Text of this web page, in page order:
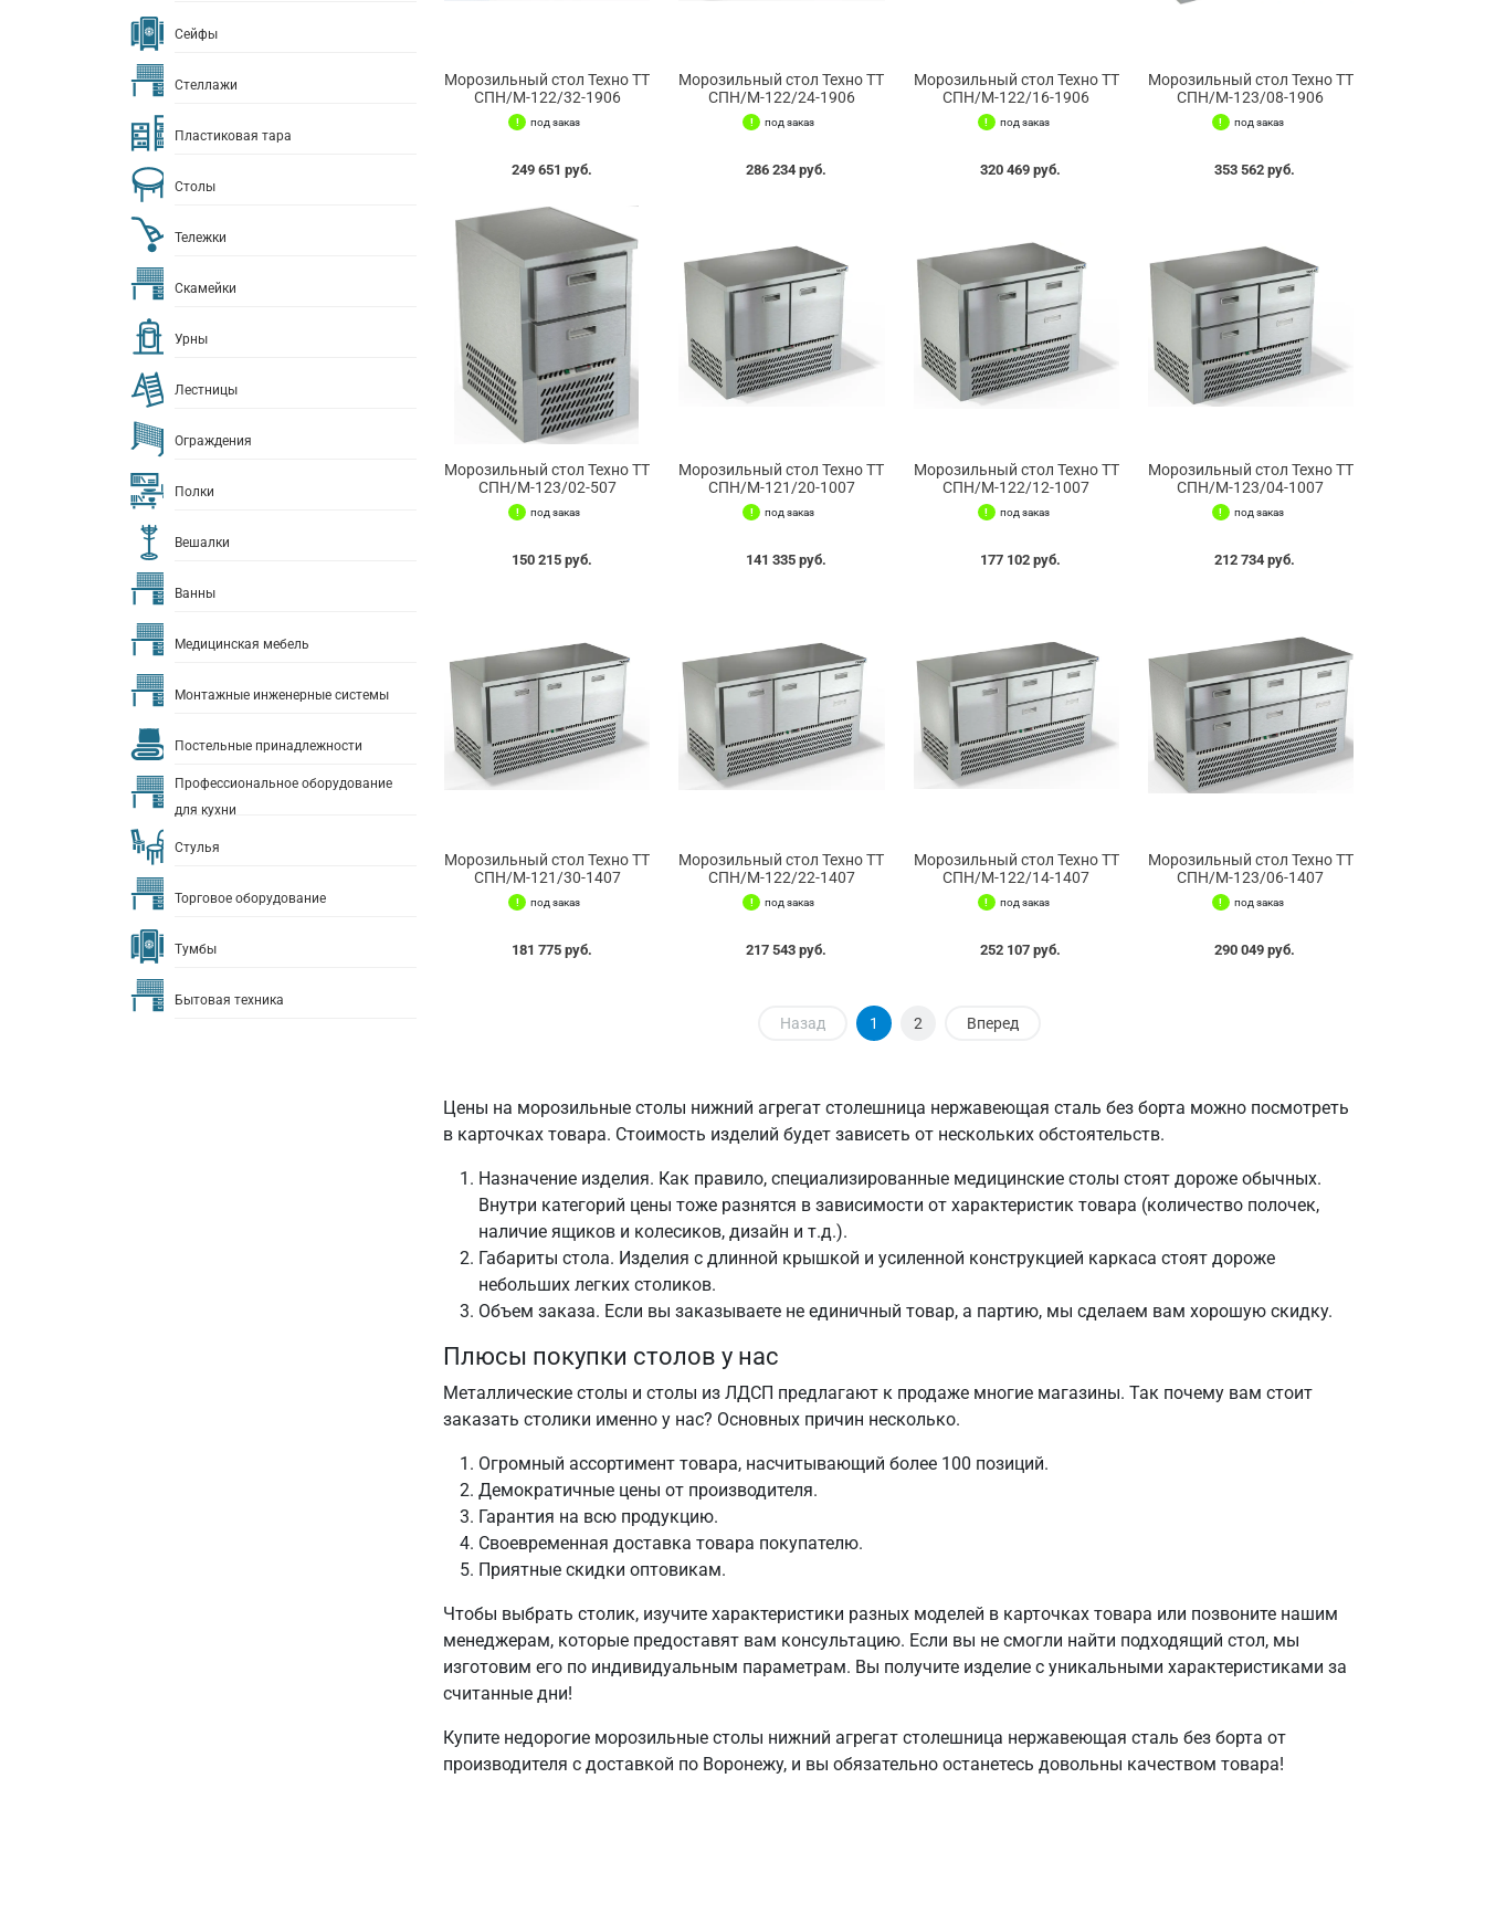
Сейфы
Стеллажи
Пластиковая тара
Столы
Тележки
Скамейки
Урны
Лестницы
Ограждения
Полки
Вешалки
Ванны
Медицинская мебель
Монтажные инженерные системы
Постельные принадлежности
Профессиональное оборудование
для кухни
Стулья
Торговое оборудование
Тумбы
Бытовая техника
Морозильный стол Техно ТТ
СПН/М-122/32-1906
под заказ
249 651 руб.
Морозильный стол Техно ТТ
СПН/М-122/24-1906
под заказ
286 234 руб.
Морозильный стол Техно ТТ
СПН/М-122/16-1906
под заказ
320 469 руб.
Морозильный стол Техно ТТ
СПН/М-123/08-1906
под заказ
353 562 руб.
Морозильный стол Техно ТТ
СПН/М-123/02-507
под заказ
150 215 руб.
Морозильный стол Техно ТТ
СПН/М-121/20-1007
под заказ
141 335 руб.
Морозильный стол Техно ТТ
СПН/М-122/12-1007
под заказ
177 102 руб.
Морозильный стол Техно ТТ
СПН/М-123/04-1007
под заказ
212 734 руб.
Морозильный стол Техно ТТ
СПН/М-121/30-1407
под заказ
181 775 руб.
Морозильный стол Техно ТТ
СПН/М-122/22-1407
под заказ
217 543 руб.
Морозильный стол Техно ТТ
СПН/М-122/14-1407
под заказ
252 107 руб.
Морозильный стол Техно ТТ
СПН/М-123/06-1407
под заказ
290 049 руб.
Назад 1 2 Вперед
Цены на морозильные столы нижний агрегат столешница нержавеющая сталь без борта можно посмотреть
в карточках товара. Стоимость изделий будет зависеть от нескольких обстоятельств.
Назначение изделия. Как правило, специализированные медицинские столы стоят дороже обычных.
Внутри категорий цены тоже разнятся в зависимости от характеристик товара (количество полочек,
наличие ящиков и колесиков, дизайн и т.д.).
Габариты стола. Изделия с длинной крышкой и усиленной конструкцией каркаса стоят дороже
небольших легких столиков.
Объем заказа. Если вы заказываете не единичный товар, а партию, мы сделаем вам хорошую скидку.
Плюсы покупки столов у нас
Металлические столы и столы из ЛДСП предлагают к продаже многие магазины. Так почему вам стоит
заказать столики именно у нас? Основных причин несколько.
Огромный ассортимент товара, насчитывающий более 100 позиций.
Демократичные цены от производителя.
Гарантия на всю продукцию.
Своевременная доставка товара покупателю.
Приятные скидки оптовикам.
Чтобы выбрать столик, изучите характеристики разных моделей в карточках товара или позвоните нашим
менеджерам, которые предоставят вам консультацию. Если вы не смогли найти подходящий стол, мы
изготовим его по индивидуальным параметрам. Вы получите изделие с уникальными характеристиками за
считанные дни!
Купите недорогие морозильные столы нижний агрегат столешница нержавеющая сталь без борта от
производителя с доставкой по Воронежу, и вы обязательно останетесь довольны качеством товара!